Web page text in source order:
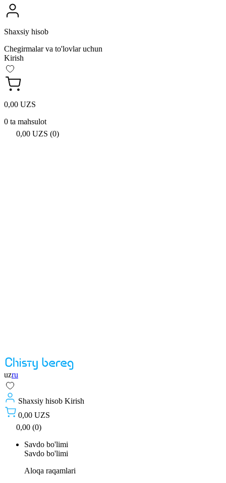
Shaxsiy hisob
Chegirmalar va to'lovlar uchun
Kirish
0,00 UZS
0 ta mahsulot
0,00 UZS (0)
uzru
Shaxsiy hisob Kirish
0,00 UZS
0,00 (0)
Savdo bo'limi
Savdo bo'limi
Aloqa raqamlari